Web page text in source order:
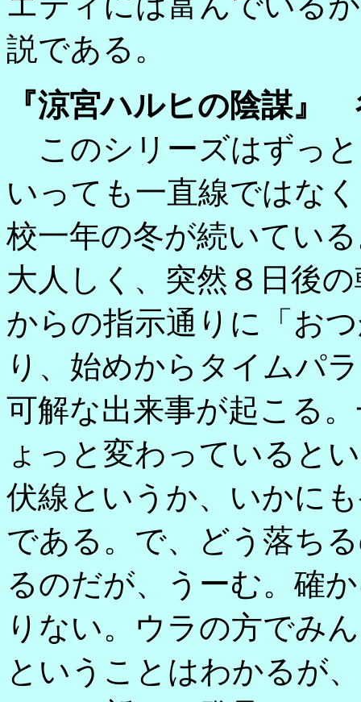
説である。
『涼宮ハルヒの陰謀』
このシリーズはずっ
いっても一直線ではな
校一年の冬が続いてい
大人しく、突然８日後
からの指示通りに「お
り、始めからタイムパ
可解な出来事が起こる
ょっと変わっていると
伏線というか、いかに
である。で、どう落ち
るのだが、うーむ。確
りない。ウラの方でみ
ということはわかるが